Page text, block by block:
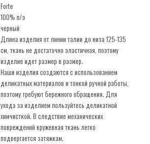
Forte
100% п/э
черный
Длина изделия от линии талии до низа 125-135
см, ткань не достаточно эластичная, поэтому
изделие идет размер в размер.
Наши изделия создаются с использованием
деликатных материалов и тонкой ручной работы,
поэтому требуют бережного обращения. Для
ухода за изделием пользуйтесь деликатной
химчисткой. В следствие механических
повреждений кружевная ткань легко
подвергается затяжкам.